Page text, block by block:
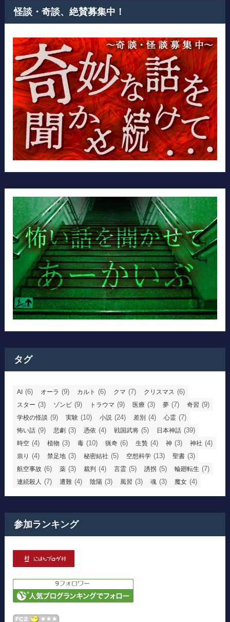
怪談・奇談、絶賛募集中！
タグ
AI (6) オーラ (9) カルト (6) クマ (7) クリスマス (6)
スター (3) ゾンビ (9) トラウマ (9) 医療 (3) 夢 (7) 奇習 (9)
学校の怪談 (9) 実験 (10) 小説 (24) 差別 (4) 心霊 (7)
怖い話 (9) 悲劇 (3) 憑依 (4) 戦国武将 (5) 日本神話 (39)
時空 (4) 植物 (3) 毒 (10) 猟奇 (6) 生贄 (4) 神 (3) 神社 (4)
祟り (4) 禁足地 (3) 秘密結社 (5) 空想科学 (13) 聖書 (3)
航空事故 (6) 薬 (3) 裁判 (4) 言霊 (5) 誘拐 (5) 輪廻転生 (7)
連続殺人 (7) 遭難 (4) 陰陽 (3) 風習 (3) 魂 (3) 魔女 (4)
参加ランキング